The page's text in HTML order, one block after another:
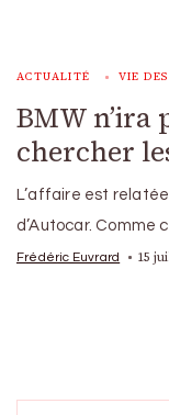
ACTUALITÉ VIE
BMW n’ira
chercher
L’affaire est
d’Autocar. Comme
Frédéric Euvrard 15